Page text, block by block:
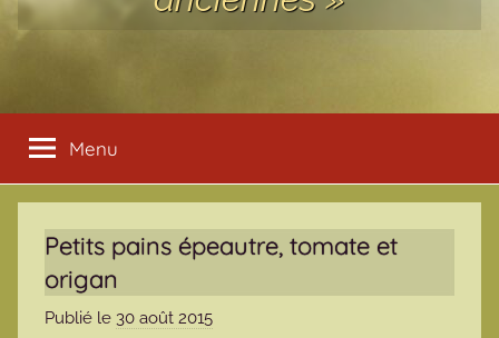
Menu
Petits pains épeautre, tomate et
origan
Publié le 30 août 2015